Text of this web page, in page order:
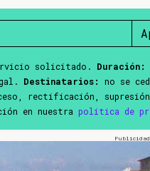
solicitado. Duración:
Destinatarios:
no se
rectificación, supresión,
en nuestra política de